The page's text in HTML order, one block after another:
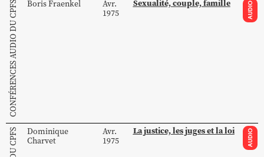
CONFÉRENCES AUDIO DU CPFS BorisFraenkel
Avr.
1975
Sexualité, couple, famille AUDIO
Dominique
Charvet
Avr.
1975
La justice, les juges et la loi AUDIO